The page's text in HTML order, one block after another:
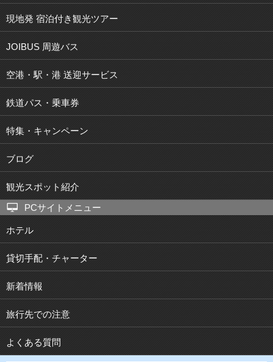
現地発 宿泊付き観光ツアー
JOIBUS 周遊バス
空港・駅・港 送迎サービス
鉄道パス・乗車券
特集・キャンペーン
ブログ
観光スポット紹介
PCサイトメニュー
ホテル
貸切手配・チャーター
新着情報
旅行先での注意
よくある質問